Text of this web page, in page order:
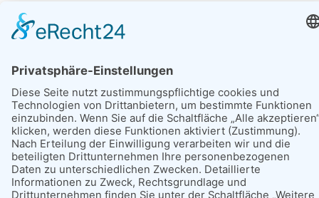
Tel. +49 (0)8709 9216-0
E-Mail: info@pefra.net
Copyright © 2024 PEFRA AG | Powered bywww.365art.de